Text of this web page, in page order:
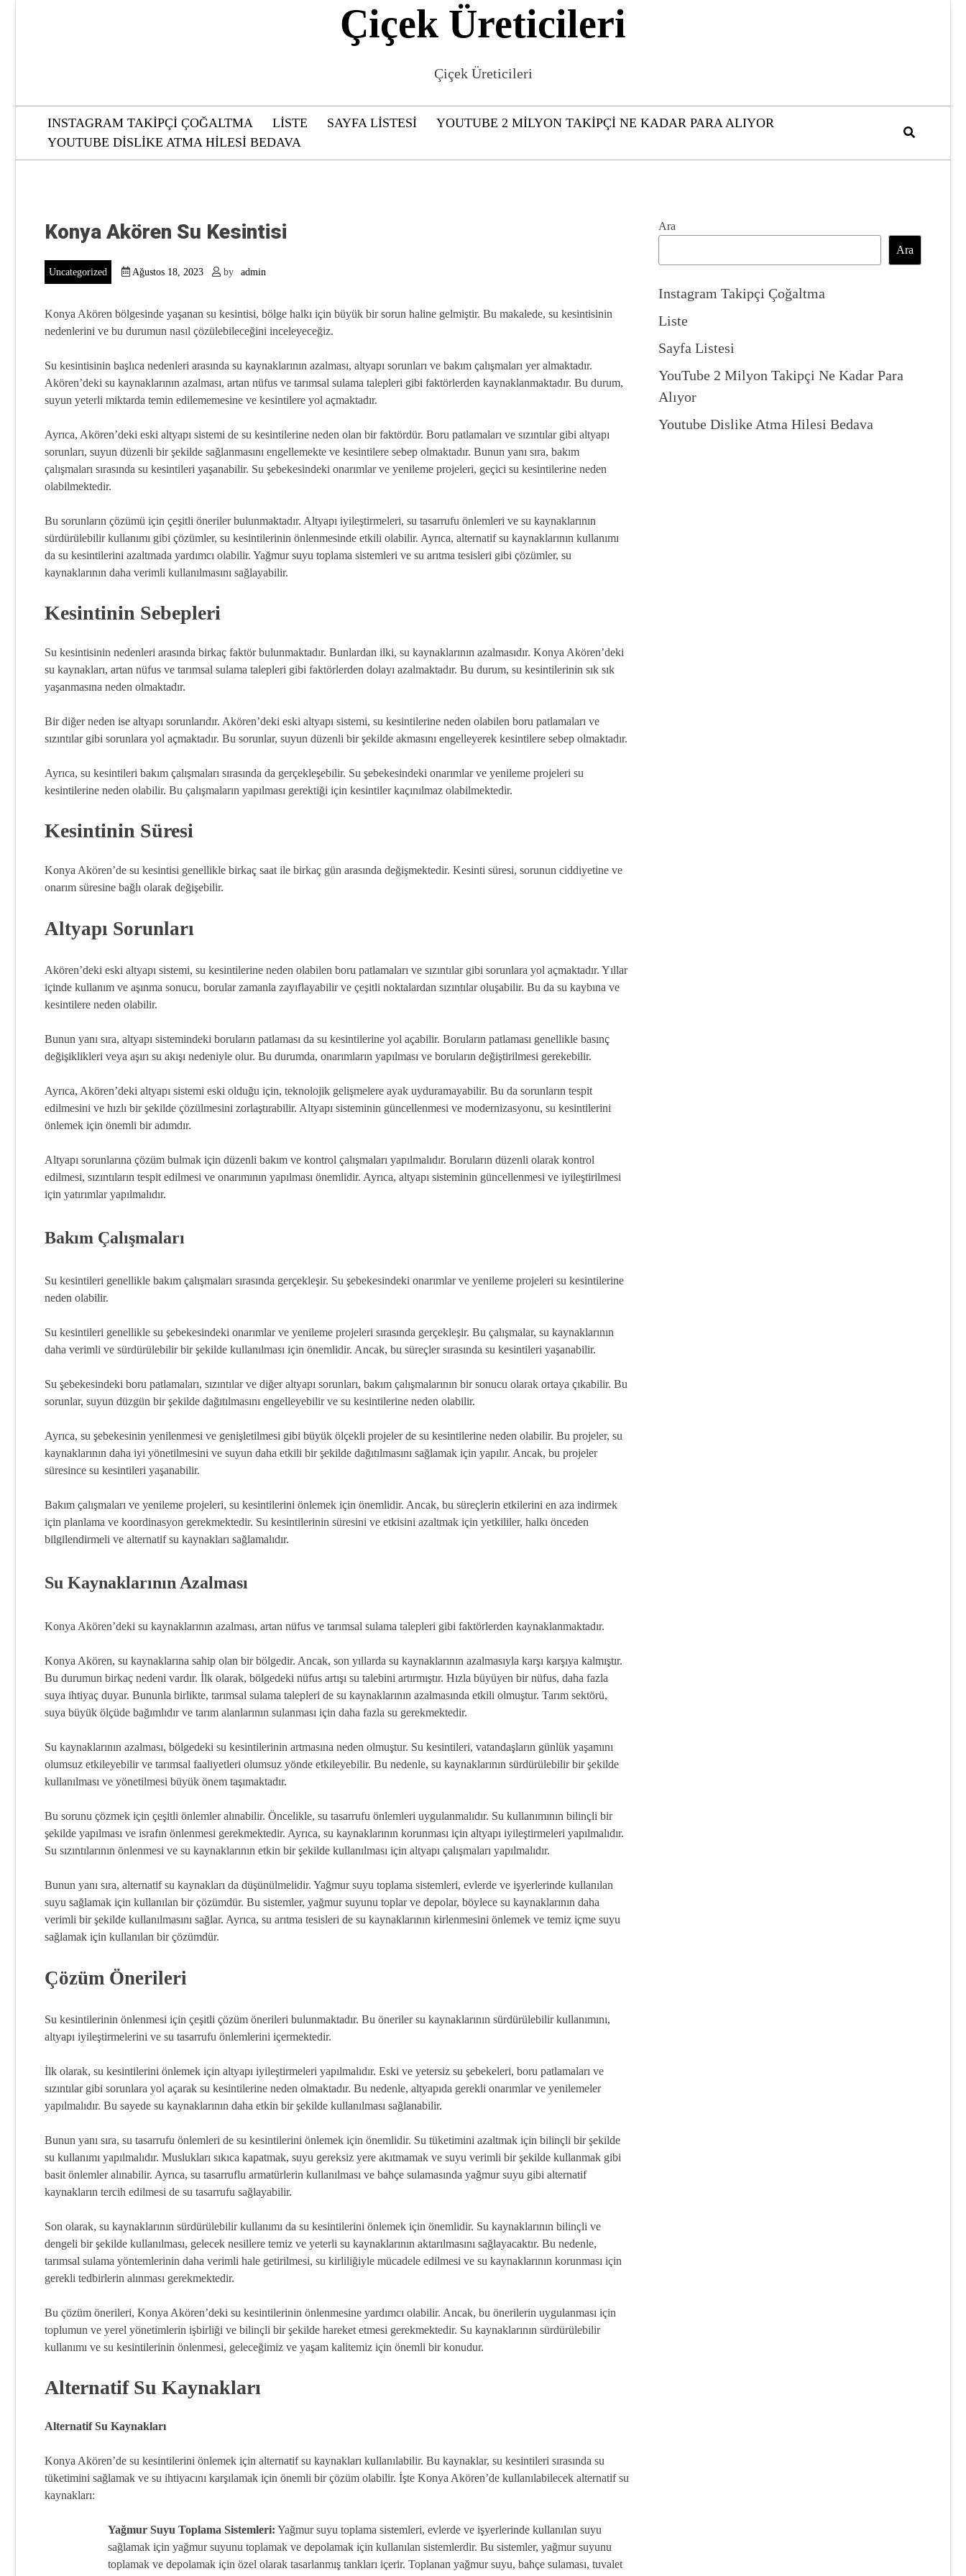
Çiçek Üreticileri
Çiçek Üreticileri
INSTAGRAM TAKIPÇI ÇOĞALTMA LISTE SAYFA LISTESI
YOUTUBE 2 MILYON TAKIPÇI NE KADAR PARA ALIYOR
YOUTUBE DISLIKE ATMA HILESI BEDAVA
Konya Akören Su Kesintisi
Uncategorized Ağustos 18, 2023 by admin
Konya Akören bölgesinde yaşanan su kesintisi, bölge halkı için büyük bir sorun haline gelmiştir. Bu makalede, su kesintisinin
nedenlerini ve bu durumun nasıl çözülebileceğini inceleyeceğiz.
Su kesintisinin başlıca nedenleri arasında su kaynaklarının azalması, altyapı sorunları ve bakım çalışmaları yer almaktadır.
Akören’deki su kaynaklarının azalması, artan nüfus ve tarımsal sulama talepleri gibi faktörlerden kaynaklanmaktadır. Bu durum,
suyun yeterli miktarda temin edilememesine ve kesintilere yol açmaktadır.
Ayrıca, Akören’deki eski altyapı sistemi de su kesintilerine neden olan bir faktördür. Boru patlamaları ve sızıntılar gibi altyapı
sorunları, suyun düzenli bir şekilde sağlanmasını engellemekte ve kesintilere sebep olmaktadır. Bunun yanı sıra, bakım
çalışmaları sırasında su kesintileri yaşanabilir. Su şebekesindeki onarımlar ve yenileme projeleri, geçici su kesintilerine neden
olabilmektedir.
Bu sorunların çözümü için çeşitli öneriler bulunmaktadır. Altyapı iyileştirmeleri, su tasarrufu önlemleri ve su kaynaklarının
sürdürülebilir kullanımı gibi çözümler, su kesintilerinin önlenmesinde etkili olabilir. Ayrıca, alternatif su kaynaklarının kullanımı
da su kesintilerini azaltmada yardımcı olabilir. Yağmur suyu toplama sistemleri ve su arıtma tesisleri gibi çözümler, su
kaynaklarının daha verimli kullanılmasını sağlayabilir.
Kesintinin Sebepleri
Su kesintisinin nedenleri arasında birkaç faktör bulunmaktadır. Bunlardan ilki, su kaynaklarının azalmasıdır. Konya Akören’deki
su kaynakları, artan nüfus ve tarımsal sulama talepleri gibi faktörlerden dolayı azalmaktadır. Bu durum, su kesintilerinin sık sık
yaşanmasına neden olmaktadır.
Bir diğer neden ise altyapı sorunlarıdır. Akören’deki eski altyapı sistemi, su kesintilerine neden olabilen boru patlamaları ve
sızıntılar gibi sorunlara yol açmaktadır. Bu sorunlar, suyun düzenli bir şekilde akmasını engelleyerek kesintilere sebep olmaktadır.
Ayrıca, su kesintileri bakım çalışmaları sırasında da gerçekleşebilir. Su şebekesindeki onarımlar ve yenileme projeleri su
kesintilerine neden olabilir. Bu çalışmaların yapılması gerektiği için kesintiler kaçınılmaz olabilmektedir.
Kesintinin Süresi
Konya Akören’de su kesintisi genellikle birkaç saat ile birkaç gün arasında değişmektedir. Kesinti süresi, sorunun ciddiyetine ve
onarım süresine bağlı olarak değişebilir.
Altyapı Sorunları
Akören’deki eski altyapı sistemi, su kesintilerine neden olabilen boru patlamaları ve sızıntılar gibi sorunlara yol açmaktadır. Yıllar
içinde kullanım ve aşınma sonucu, borular zamanla zayıflayabilir ve çeşitli noktalardan sızıntılar oluşabilir. Bu da su kaybına ve
kesintilere neden olabilir.
Bunun yanı sıra, altyapı sistemindeki boruların patlaması da su kesintilerine yol açabilir. Boruların patlaması genellikle basınç
değişiklikleri veya aşırı su akışı nedeniyle olur. Bu durumda, onarımların yapılması ve boruların değiştirilmesi gerekebilir.
Ayrıca, Akören’deki altyapı sistemi eski olduğu için, teknolojik gelişmelere ayak uyduramayabilir. Bu da sorunların tespit
edilmesini ve hızlı bir şekilde çözülmesini zorlaştırabilir. Altyapı sisteminin güncellenmesi ve modernizasyonu, su kesintilerini
önlemek için önemli bir adımdır.
Altyapı sorunlarına çözüm bulmak için düzenli bakım ve kontrol çalışmaları yapılmalıdır. Boruların düzenli olarak kontrol
edilmesi, sızıntıların tespit edilmesi ve onarımının yapılması önemlidir. Ayrıca, altyapı sisteminin güncellenmesi ve iyileştirilmesi
için yatırımlar yapılmalıdır.
Bakım Çalışmaları
Su kesintileri genellikle bakım çalışmaları sırasında gerçekleşir. Su şebekesindeki onarımlar ve yenileme projeleri su kesintilerine
neden olabilir.
Su kesintileri genellikle su şebekesindeki onarımlar ve yenileme projeleri sırasında gerçekleşir. Bu çalışmalar, su kaynaklarının
daha verimli ve sürdürülebilir bir şekilde kullanılması için önemlidir. Ancak, bu süreçler sırasında su kesintileri yaşanabilir.
Su şebekesindeki boru patlamaları, sızıntılar ve diğer altyapı sorunları, bakım çalışmalarının bir sonucu olarak ortaya çıkabilir. Bu
sorunlar, suyun düzgün bir şekilde dağıtılmasını engelleyebilir ve su kesintilerine neden olabilir.
Ayrıca, su şebekesinin yenilenmesi ve genişletilmesi gibi büyük ölçekli projeler de su kesintilerine neden olabilir. Bu projeler, su
kaynaklarının daha iyi yönetilmesini ve suyun daha etkili bir şekilde dağıtılmasını sağlamak için yapılır. Ancak, bu projeler
süresince su kesintileri yaşanabilir.
Bakım çalışmaları ve yenileme projeleri, su kesintilerini önlemek için önemlidir. Ancak, bu süreçlerin etkilerini en aza indirmek
için planlama ve koordinasyon gerekmektedir. Su kesintilerinin süresini ve etkisini azaltmak için yetkililer, halkı önceden
bilgilendirmeli ve alternatif su kaynakları sağlamalıdır.
Su Kaynaklarının Azalması
Konya Akören’deki su kaynaklarının azalması, artan nüfus ve tarımsal sulama talepleri gibi faktörlerden kaynaklanmaktadır.
Konya Akören, su kaynaklarına sahip olan bir bölgedir. Ancak, son yıllarda su kaynaklarının azalmasıyla karşı karşıya kalmıştır.
Bu durumun birkaç nedeni vardır. İlk olarak, bölgedeki nüfus artışı su talebini artırmıştır. Hızla büyüyen bir nüfus, daha fazla
suya ihtiyaç duyar. Bununla birlikte, tarımsal sulama talepleri de su kaynaklarının azalmasında etkili olmuştur. Tarım sektörü,
suya büyük ölçüde bağımlıdır ve tarım alanlarının sulanması için daha fazla su gerekmektedir.
Su kaynaklarının azalması, bölgedeki su kesintilerinin artmasına neden olmuştur. Su kesintileri, vatandaşların günlük yaşamını
olumsuz etkileyebilir ve tarımsal faaliyetleri olumsuz yönde etkileyebilir. Bu nedenle, su kaynaklarının sürdürülebilir bir şekilde
kullanılması ve yönetilmesi büyük önem taşımaktadır.
Bu sorunu çözmek için çeşitli önlemler alınabilir. Öncelikle, su tasarrufu önlemleri uygulanmalıdır. Su kullanımının bilinçli bir
şekilde yapılması ve israfın önlenmesi gerekmektedir. Ayrıca, su kaynaklarının korunması için altyapı iyileştirmeleri yapılmalıdır.
Su sızıntılarının önlenmesi ve su kaynaklarının etkin bir şekilde kullanılması için altyapı çalışmaları yapılmalıdır.
Bunun yanı sıra, alternatif su kaynakları da düşünülmelidir. Yağmur suyu toplama sistemleri, evlerde ve işyerlerinde kullanılan
suyu sağlamak için kullanılan bir çözümdür. Bu sistemler, yağmur suyunu toplar ve depolar, böylece su kaynaklarının daha
verimli bir şekilde kullanılmasını sağlar. Ayrıca, su arıtma tesisleri de su kaynaklarının kirlenmesini önlemek ve temiz içme suyu
sağlamak için kullanılan bir çözümdür.
Çözüm Önerileri
Su kesintilerinin önlenmesi için çeşitli çözüm önerileri bulunmaktadır. Bu öneriler su kaynaklarının sürdürülebilir kullanımını,
altyapı iyileştirmelerini ve su tasarrufu önlemlerini içermektedir.
İlk olarak, su kesintilerini önlemek için altyapı iyileştirmeleri yapılmalıdır. Eski ve yetersiz su şebekeleri, boru patlamaları ve
sızıntılar gibi sorunlara yol açarak su kesintilerine neden olmaktadır. Bu nedenle, altyapıda gerekli onarımlar ve yenilemeler
yapılmalıdır. Bu sayede su kaynaklarının daha etkin bir şekilde kullanılması sağlanabilir.
Bunun yanı sıra, su tasarrufu önlemleri de su kesintilerini önlemek için önemlidir. Su tüketimini azaltmak için bilinçli bir şekilde
su kullanımı yapılmalıdır. Muslukları sıkıca kapatmak, suyu gereksiz yere akıtmamak ve suyu verimli bir şekilde kullanmak gibi
basit önlemler alınabilir. Ayrıca, su tasarruflu armatürlerin kullanılması ve bahçe sulamasında yağmur suyu gibi alternatif
kaynakların tercih edilmesi de su tasarrufu sağlayabilir.
Son olarak, su kaynaklarının sürdürülebilir kullanımı da su kesintilerini önlemek için önemlidir. Su kaynaklarının bilinçli ve
dengeli bir şekilde kullanılması, gelecek nesillere temiz ve yeterli su kaynaklarının aktarılmasını sağlayacaktır. Bu nedenle,
tarımsal sulama yöntemlerinin daha verimli hale getirilmesi, su kirliliğiyle mücadele edilmesi ve su kaynaklarının korunması için
gerekli tedbirlerin alınması gerekmektedir.
Bu çözüm önerileri, Konya Akören’deki su kesintilerinin önlenmesine yardımcı olabilir. Ancak, bu önerilerin uygulanması için
toplumun ve yerel yönetimlerin işbirliği ve bilinçli bir şekilde hareket etmesi gerekmektedir. Su kaynaklarının sürdürülebilir
kullanımı ve su kesintilerinin önlenmesi, geleceğimiz ve yaşam kalitemiz için önemli bir konudur.
Alternatif Su Kaynakları
Alternatif Su Kaynakları
Konya Akören’de su kesintilerini önlemek için alternatif su kaynakları kullanılabilir. Bu kaynaklar, su kesintileri sırasında su
tüketimini sağlamak ve su ihtiyacını karşılamak için önemli bir çözüm olabilir. İşte Konya Akören’de kullanılabilecek alternatif su
kaynakları:
Yağmur Suyu Toplama Sistemleri: Yağmur suyu toplama sistemleri, evlerde ve işyerlerinde kullanılan suyu
sağlamak için yağmur suyunu toplamak ve depolamak için kullanılan sistemlerdir. Bu sistemler, yağmur suyunu
toplamak ve depolamak için özel olarak tasarlanmış tankları içerir. Toplanan yağmur suyu, bahçe sulaması, tuvalet
Ara
Ara
Instagram Takipçi Çoğaltma
Liste
Sayfa Listesi
YouTube 2 Milyon Takipçi Ne Kadar Para
Alıyor
Youtube Dislike Atma Hilesi Bedava